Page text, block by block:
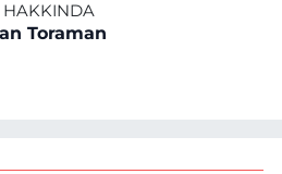
HAKKINDA
Toraman